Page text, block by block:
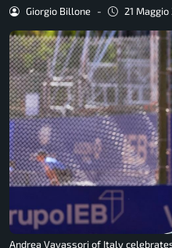
Giorgio Billone - 21
Andrea Vavassori of Italy